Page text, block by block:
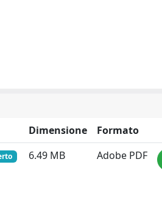
Dimensione
Formato
6.49 MB Adobe PDF